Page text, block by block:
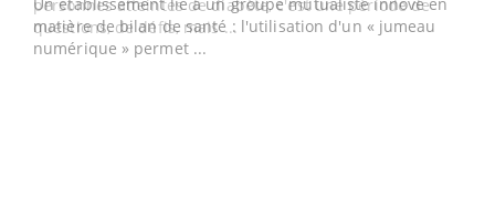
matière de bilan de santé : l'utilisation d'un « jumeau
numérique » permet ...